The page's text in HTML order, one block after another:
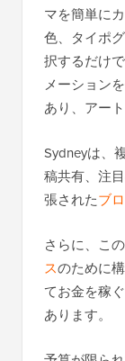
マを簡単に
色、タイポ
択するだけ
メーション
あり、アー
Sydneyは、
稿共有、注
張されたブ
さらに、こ
スのために
てお金を稼
あります。